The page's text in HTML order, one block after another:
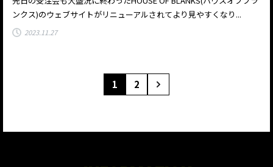
ンクス)のウェブサイトがリニューアルされてより見やすくなり...
2023.11.27
1 2